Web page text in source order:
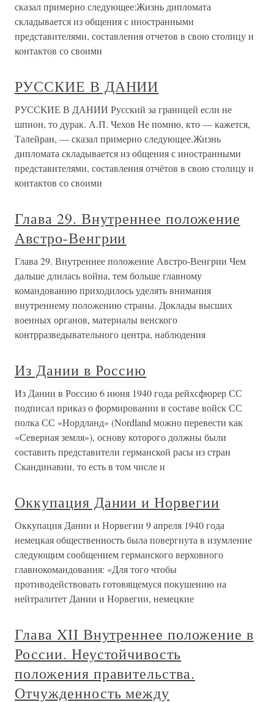
сказал примерно следующее:Жизнь дипломата
складывается из общения с иностранными
представителями, составления отчетов в свою столицу и
контактов со своими
РУССКИЕ В ДАНИИ
РУССКИЕ В ДАНИИ Русский за границей если не
шпион, то дурак. А.П. Чехов Не помню, кто — кажется,
Талейран, — сказал примерно следующее.Жизнь
дипломата складывается из общения с иностранными
представителями, составления отчётов в свою столицу и
контактов со своими
Глава 29. Внутреннее положение
Австро-Венгрии
Глава 29. Внутреннее положение Австро-Венгрии Чем
дальше длилась война, тем больше главному
командованию приходилось уделять внимания
внутреннему положению страны. Доклады высших
военных органов, материалы венского
контрразведывательного центра, наблюдения
Из Дании в Россию
Из Дании в Россию 6 июня 1940 года рейхсфюрер СС
подписал приказ о формировании в составе войск СС
полка СС «Нордланд» (Nordland можно перевести как
«Северная земля»), основу которого должны были
составить представители германской расы из стран
Скандинавии, то есть в том числе и
Оккупация Дании и Норвегии
Оккупация Дании и Норвегии 9 апреля 1940 года
немецкая общественность была повергнута в изумление
следующим сообщением германского верховного
главнокомандования: «Для того чтобы
противодействовать готовящемуся покушению на
нейтралитет Дании и Норвегии, немецкие
Глава XII Внутреннее положение в
России. Неустойчивость
положения правительства.
Отчужденность между